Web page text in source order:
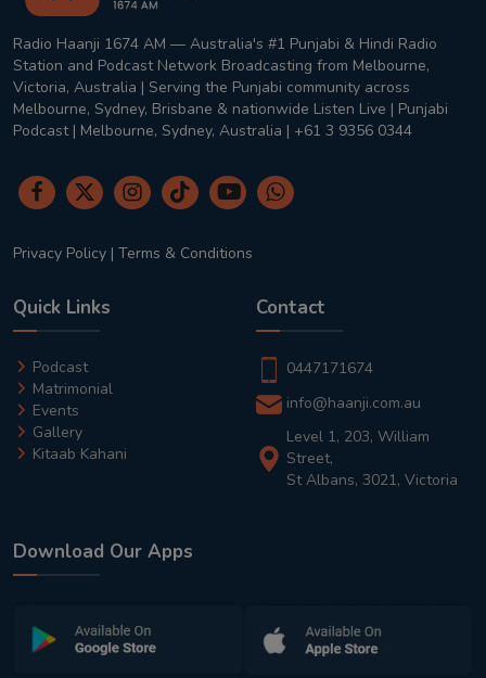
Radio Haanji 1674 AM — Australia's #1 Punjabi & Hindi Radio
Station and Podcast Network Broadcasting from Melbourne,
Victoria, Australia | Serving the Punjabi community across
Melbourne, Sydney, Brisbane & nationwide Listen Live | Punjabi
Podcast | Melbourne, Sydney, Australia | +61 3 9356 0344
Privacy Policy | Terms & Conditions
Quick Links
Podcast
Matrimonial
Events
Gallery
Kitaab Kahani
Contact
0447171674
info@haanji.com.au
Level 1, 203, William
Street,
St Albans, 3021, Victoria
Download Our Apps